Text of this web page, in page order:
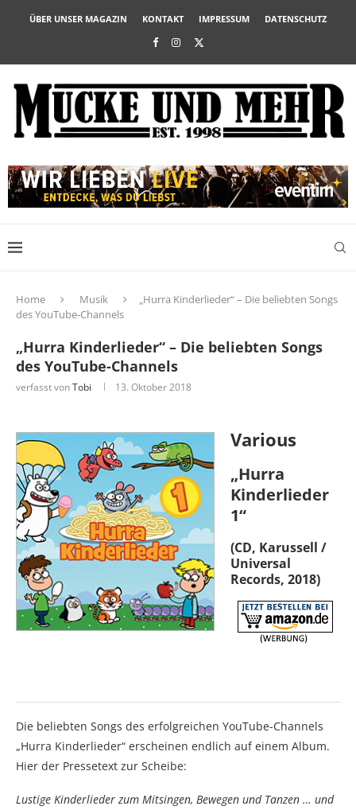
ÜBER UNSER MAGAZIN KONTAKT IMPRESSUM DATENSCHUTZ
Home Musik
„Hurra Kinderlieder“ – Die beliebten Songs
des YouTube-Channels
„Hurra Kinderlieder“ – Die beliebten Songs
des YouTube-Channels
verfasst vonTobi 13. Oktober 2018
Various
„Hurra
Kinderlieder
1“
(CD, Karussell /
Universal
Records, 2018)
Die beliebten Songs des erfolgreichen YouTube-Channels
„Hurra Kinderlieder“ erscheinen endlich auf einem Album.
Hier der Pressetext zur Scheibe:
Lustige Kinderlieder zum Mitsingen, Bewegen und Tanzen … und